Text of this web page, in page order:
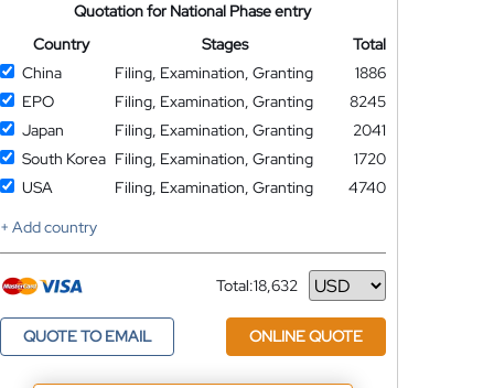
Quotation for National Phase entry
Country
Stages
Total
China
Filing, Examination, Granting
1886
EPO
Filing, Examination, Granting
8245
Japan
Filing, Examination, Granting
2041
South Korea Filing, Examination, Granting
1720
USA
Filing, Examination, Granting
4740
+ Add country
Total:18,632
Currency
QUOTE TO EMAIL ONLINE QUOTE